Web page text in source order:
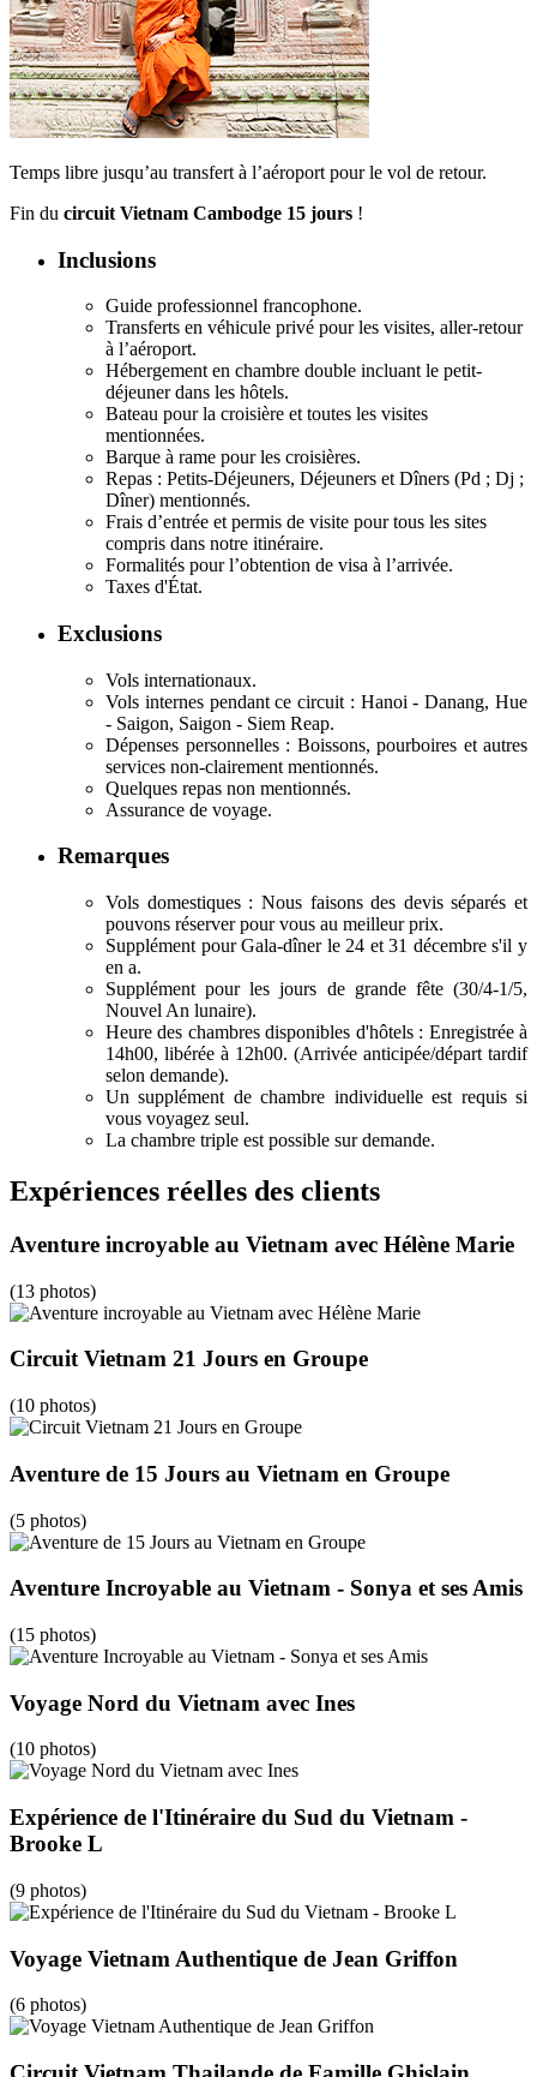
Temps libre jusqu’au transfert à l’aéroport pour le vol de retour.
Fin du circuit Vietnam Cambodge 15 jours !
Inclusions
Guide professionnel francophone.
Transferts en véhicule privé pour les visites, aller-retour
à l’aéroport.
Hébergement en chambre double incluant le petit-
déjeuner dans les hôtels.
Bateau pour la croisière et toutes les visites
mentionnées.
Barque à rame pour les croisières.
Repas : Petits-Déjeuners, Déjeuners et Dîners (Pd ; Dj ;
Dîner) mentionnés.
Frais d’entrée et permis de visite pour tous les sites
compris dans notre itinéraire.
Formalités pour l’obtention de visa à l’arrivée.
Taxes d'État.
Exclusions
Vols internationaux.
Vols internes pendant ce circuit : Hanoi - Danang, Hue
- Saigon, Saigon - Siem Reap.
Dépenses personnelles : Boissons, pourboires et autres
services non-clairement mentionnés.
Quelques repas non mentionnés.
Assurance de voyage.
Remarques
Vols domestiques : Nous faisons des devis séparés et
pouvons réserver pour vous au meilleur prix.
Supplément pour Gala-dîner le 24 et 31 décembre s'il y
en a.
Supplément pour les jours de grande fête (30/4-1/5,
Nouvel An lunaire).
Heure des chambres disponibles d'hôtels : Enregistrée à
14h00, libérée à 12h00. (Arrivée anticipée/départ tardif
selon demande).
Un supplément de chambre individuelle est requis si
vous voyagez seul.
La chambre triple est possible sur demande.
Expériences réelles des clients
Aventure incroyable au Vietnam avec Hélène Marie
(13 photos)
Circuit Vietnam 21 Jours en Groupe
(10 photos)
Aventure de 15 Jours au Vietnam en Groupe
(5 photos)
Aventure Incroyable au Vietnam - Sonya et ses Amis
(15 photos)
Voyage Nord du Vietnam avec Ines
(10 photos)
Expérience de l'Itinéraire du Sud du Vietnam -
Brooke L
(9 photos)
Voyage Vietnam Authentique de Jean Griffon
(6 photos)